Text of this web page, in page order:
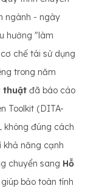
ngành - ngày
hướng "làm
chế tái sử dụng
trong năm
thuật đã báo cáo
Toolkit (DITA-
không đúng cách
năng cạnh
chuyển sang Hỗ
bảo toàn tính